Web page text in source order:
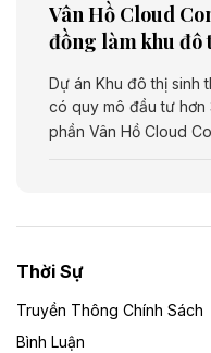
Vân Hồ Cloud
đồng làm khu đô
Dự án Khu đô thị sinh
có quy mô đầu tư
phần Vân Hồ Cloud
Dự án Nhà máy xử lý
Công ty TNHH Năng
Thời Sự
Truyền Thông Chính Sách
Bình Luận